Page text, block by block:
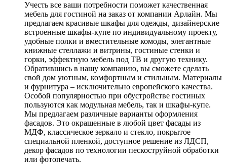
Учесть все ваши потребности поможет качественная
мебель для гостиной на заказ от компании Арлайн. Мы
предлагаем красивые шкафы для одежды, дизайнерские
встроенные шкафы-купе по индивидуальному проекту,
удобные полки и вместительные комоды, элегантные
книжные стеллажи и витрины, гостиные стенки и
горки, эффектную мебель под ТВ и другую технику.
Обратившись в нашу компанию, вы сможете сделать
свой дом уютным, комфортным и стильным. Материалы
и фурнитура – исключительно европейского качества.
Особой популярностью при обустройстве гостиных
пользуются как модульная мебель, так и шкафы-купе.
Мы предлагаем различные варианты оформления
фасадов. Это окрашенные в любой цвет фасады из
МДФ, классическое зеркало и стекло, покрытое
специальной пленкой, доступное решение из ЛДСП,
декор фасадов по технологии пескоструйной обработки
или фотопечать.